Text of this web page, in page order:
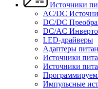
Источники
AC/DC
DC/DC
DC/AC
LED-драйверы
Адаптеры
Источники
Источники
Импульсные